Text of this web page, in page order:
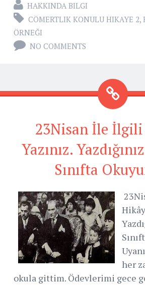
HAKKINDA BILGI
CÖMERTLIK KONULU HIKAYE 2,
ÖRNEĞI
NO COMMENTS
23Nisan İle İlgili
Yazınız.
Sınıfta
her
okula gittim. Ödevlerimi gece